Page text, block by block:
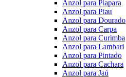
Anzol para Piapara
Anzol para Piau
Anzol para Dourado
Anzol para Carpa
Anzol para Curimba
Anzol para Lambari
Anzol para Pintado
Anzol para Cachara
Anzol para Jaú